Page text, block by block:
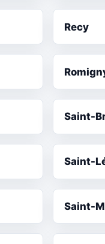
Recy
Saint-
Saint-
Saint-